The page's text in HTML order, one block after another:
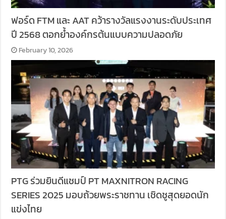
ฟอร์ด FTM และ AAT คว้ารางวัลแรงงานระดับประเทศ
ปี 2568 ตอกย้ำองค์กรต้นแบบความปลอดภัย
February 10, 2026
PTG ร่วมยินดีแชมป์ PT MAXNITRON RACING
SERIES 2025 มอบถ้วยพระราชทาน เชิดชูสุดยอดนัก
แข่งไทย